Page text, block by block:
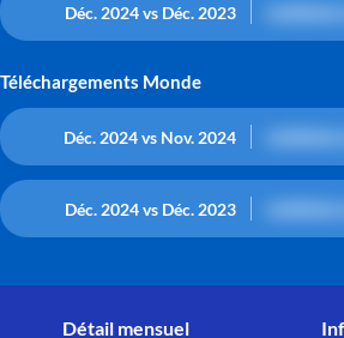
Déc. 2024 vs Déc. 2023
Téléchargements Monde
Déc. 2024 vs Nov. 2024
Déc. 2024 vs Déc. 2023
Détail mensuel